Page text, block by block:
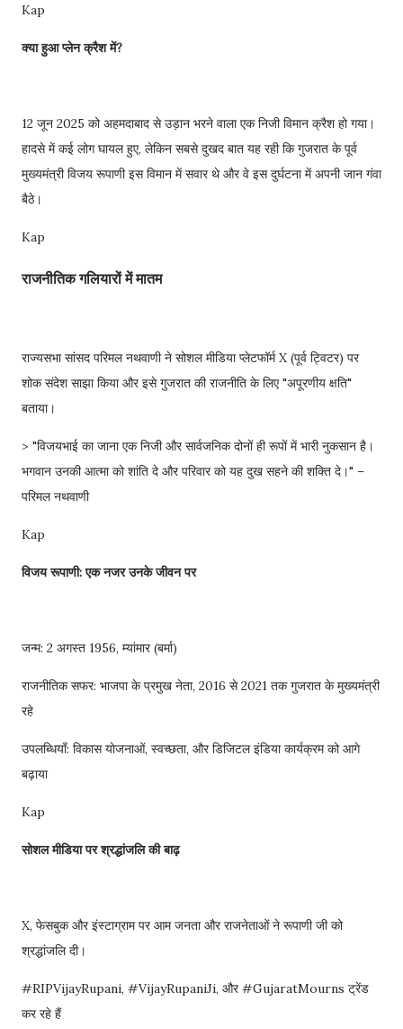
Kap
क्या हुआ प्लेन क्रैश में?
12 जून 2025 को अहमदाबाद से उड़ान भरने वाला एक निजी विमान क्रैश हो गया।
हादसे में कई लोग घायल हुए, लेकिन सबसे दुखद बात यह रही कि गुजरात के पूर्व
मुख्यमंत्री विजय रूपाणी इस विमान में सवार थे और वे इस दुर्घटना में अपनी जान गंवा
बैठे।
Kap
राजनीतिक गलियारों में मातम
राज्यसभा सांसद परिमल नथवाणी ने सोशल मीडिया प्लेटफॉर्म X (पूर्व ट्विटर) पर
शोक संदेश साझा किया और इसे गुजरात की राजनीति के लिए "अपूरणीय क्षति"
बताया।
> "विजयभाई का जाना एक निजी और सार्वजनिक दोनों ही रूपों में भारी नुकसान है।
भगवान उनकी आत्मा को शांति दे और परिवार को यह दुख सहने की शक्ति दे।" –
परिमल नथवाणी
Kap
विजय रूपाणी: एक नजर उनके जीवन पर
जन्म: 2 अगस्त 1956, म्यांमार (बर्मा)
राजनीतिक सफर: भाजपा के प्रमुख नेता, 2016 से 2021 तक गुजरात के मुख्यमंत्री
रहे
उपलब्धियाँ: विकास योजनाओं, स्वच्छता, और डिजिटल इंडिया कार्यक्रम को आगे
बढ़ाया
Kap
सोशल मीडिया पर श्रद्धांजलि की बाढ़
X, फेसबुक और इंस्टाग्राम पर आम जनता और राजनेताओं ने रूपाणी जी को
श्रद्धांजलि दी।
#RIPVijayRupani, #VijayRupaniJi, और #GujaratMourns ट्रेंड
कर रहे हैं